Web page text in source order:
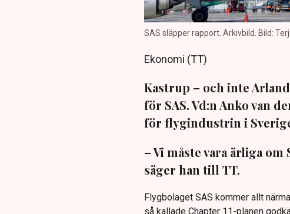
SAS släpper rapport. Arkivbild. Bild:
Ekonomi (TT)
Kastrup – och inte
för SAS. Vd:n Anko van
för flygindustrin i
– Vi måste vara ärliga
säger han till TT.
Flygbolaget SAS kommer allt
så kallade Chapter 11-planen